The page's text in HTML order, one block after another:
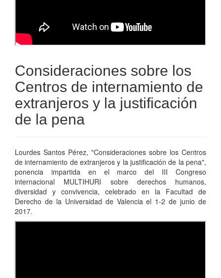
Consideraciones sobre los
Centros de internamiento de
extranjeros y la justificación
de la pena
Lourdes Santos Pérez, "Consideraciones sobre los Centros
de internamiento de extranjeros y la justificación de la pena",
ponencia impartida en el marco del III Congreso
internacional MULTIHURI sobre derechos humanos,
diversidad y convivencia, celebrado en la Facultad de
Derecho de la Universidad de Valencia el 1-2 de junio de
2017.